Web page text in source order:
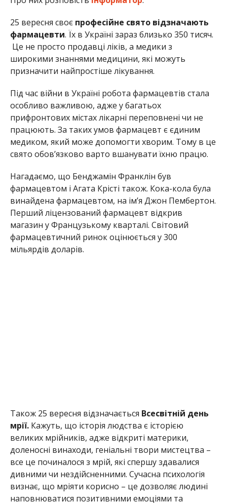
25 вересня своє професійне свято відзначають
фармацевти. Їх в Україні зараз близько 350 тисяч.
Це не просто продавці ліків, а медики з
широкими знаннями медицини, які можуть
призначити найпростіше лікування.
Під час війни в Україні робота фармацевтів стала
особливо важливою, адже у багатьох
прифронтових містах лікарні переповнені чи не
працюють. За таких умов фармацевт є єдиним
медиком, який може допомогти хворим. Тому в це
свято обов’язково варто вшанувати їхню працю.
Нагадаємо, що Бенджамін Франклін був
фармацевтом і Агата Крісті також. Кока-кола була
винайдена фармацевтом, на ім’я Джон Пембертон.
Перший ліцензований фармацевт відкрив
магазин у Французькому кварталі. Світовий
фармацевтичний ринок оцінюється у 300
мільярдів доларів.
Також 25 вересня відзначається Всесвітній день
мрії.Кажуть, що історія людства є історією
великих мрійників, адже відкриті материки,
доленосні винаходи, геніальні твори мистецтва –
все це починалося з мрій, які спершу здавалися
дивними чи нездійсненними. Сучасна психологія
визнає, що мріяти корисно – це дозволяє людині
наповнюватися позитивними емоціями та